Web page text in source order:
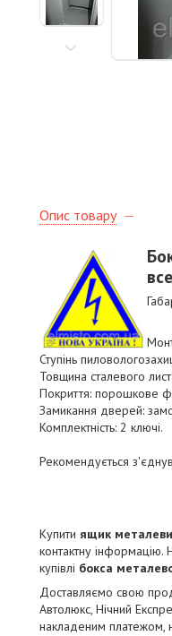
Опис товару
Ступінь
Товщина сталевого
Покриття: порошкове
Замикання дверей:
Комплектність: 2 ключі.
Рекомендується
Купити ящик
контактну
купівлі бокса
Доставляємо свою
Автолюкс, Нічний
накладеним платежом,